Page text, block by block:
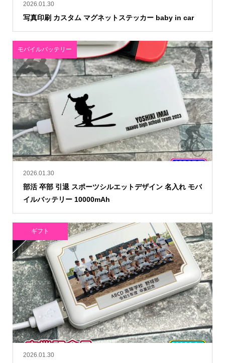
2026.01.30
写真印刷 カスタム マグネットステッカー baby in car
2026.01.30
部活 卒部 引退 スポーツシルエットデザイン 名入れ モバ
イルバッテリー 10000mAh
モバイルバッテリー
2026.01.30
ギフト